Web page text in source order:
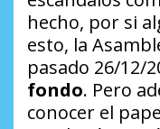
hecho, por si
esto, la
pasado 26/12/
fondo. Pero
conocer el